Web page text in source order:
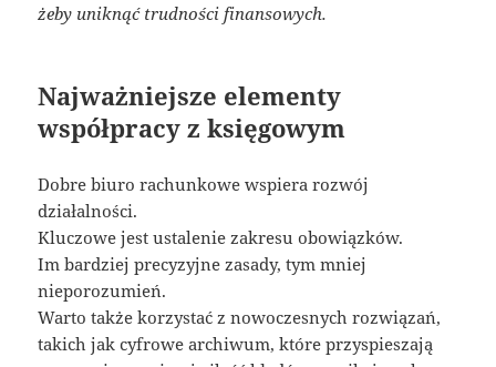
żeby uniknąć trudności finansowych.
Najważniejsze elementy
współpracy z księgowym
Dobre biuro rachunkowe wspiera rozwój
działalności.
Kluczowe jest ustalenie zakresu obowiązków.
Im bardziej precyzyjne zasady, tym mniej
nieporozumień.
Warto także korzystać z nowoczesnych rozwiązań,
takich jak cyfrowe archiwum, które przyspieszają